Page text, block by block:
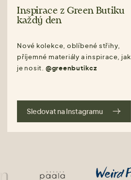
Inspirace z Green Butiku
každý den
Nové kolekce, oblíbené střihy,
příjemné materiály a inspirace, jak
je nosit. @greenbutikcz
Sledovat na Instagramu